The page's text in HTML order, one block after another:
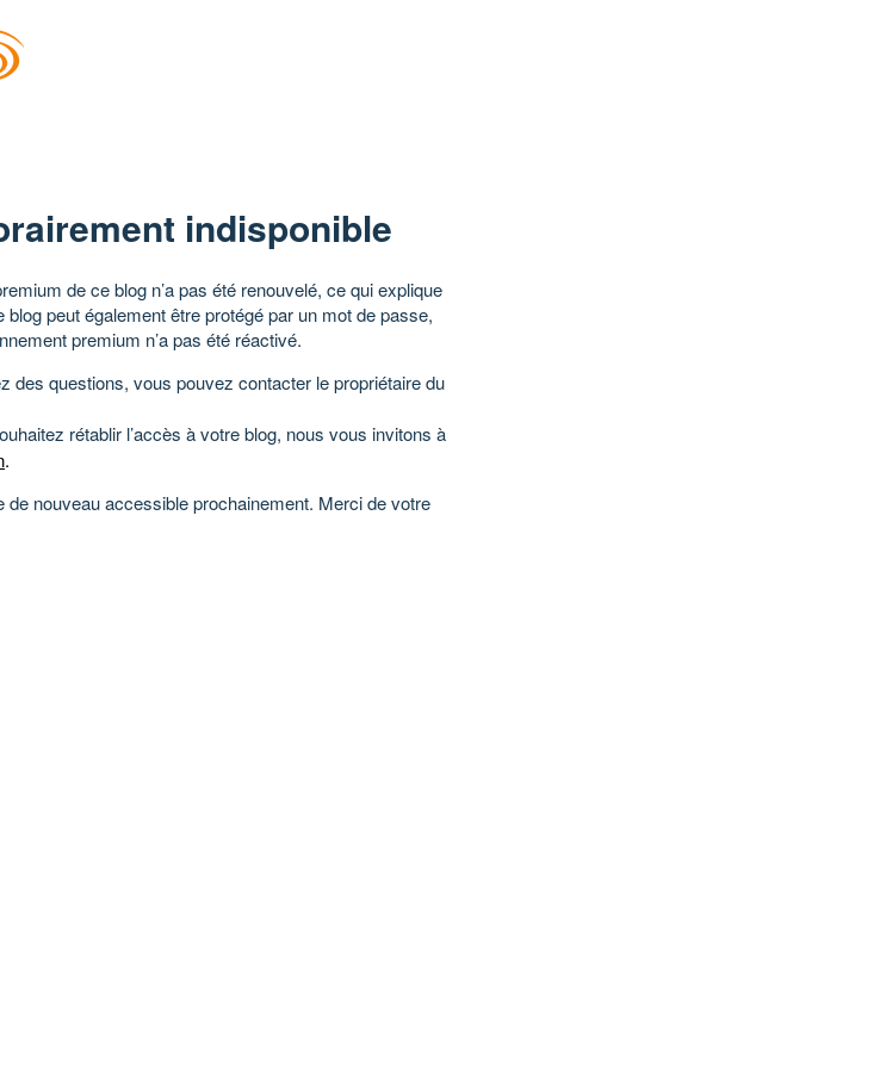
indisponible
de ce blog n’a pas été renouvelé, ce qui explique
peut également être protégé par un mot de passe,
premium n’a pas été réactivé.
des questions, vous pouvez contacter le propriétaire du
rétablir l’accès à votre blog, nous vous invitons à
.
nouveau accessible prochainement. Merci de votre